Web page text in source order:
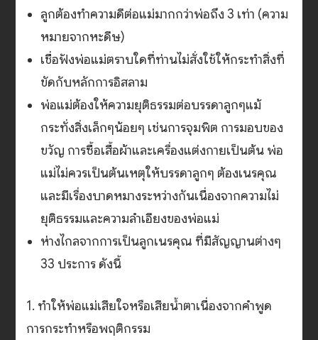
ลูกต้องทำความดีต่อแม่มากกว่าพ่อถึง 3 เท่า (ความ
หมายจากหะดีษ)
เชื่อฟังพ่อแม่ตราบใดที่ท่านไม่สั่งใช้ให้กระทำสิ่งที่
ขัดกับหลักการอิสลาม
พ่อแม่ต้องให้ความยุติธรรมต่อบรรดาลูกๆแม้
กระทั่งสิ่งเล็กๆน้อยๆ เช่นการจุมพิต การมอบของ
ขวัญ การซื้อเสื้อผ้าและเครื่องแต่งกายเป็นต้น พ่อ
แม่ไม่ควรเป็นต้นเหตุให้บรรดาลูกๆ ต้องเนรคุณ
และมีเรื่องบาดหมางระหว่างกันเนื่องจากความไม่
ยุติธรรมและความลำเอียงของพ่อแม่
ห่างไกลจากการเป็นลูกเนรคุณ ที่มีสัญญานต่างๆ
33 ประการ ดังนี้
1. ทำให้พ่อแม่เสียใจหรือเสียน้ำตาเนื่องจากคำพูด
การกระทำหรือพฤติกรรม